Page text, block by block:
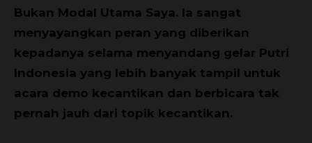
Bukan Modal Utama Saya. Ia sangat
menyayangkan peran yang diberikan
kepadanya selama menyandang gelar Putri
Indonesia yang lebih banyak tampil untuk
acara demo kecantikan dan berbicara tak
pernah jauh dari topik kecantikan.